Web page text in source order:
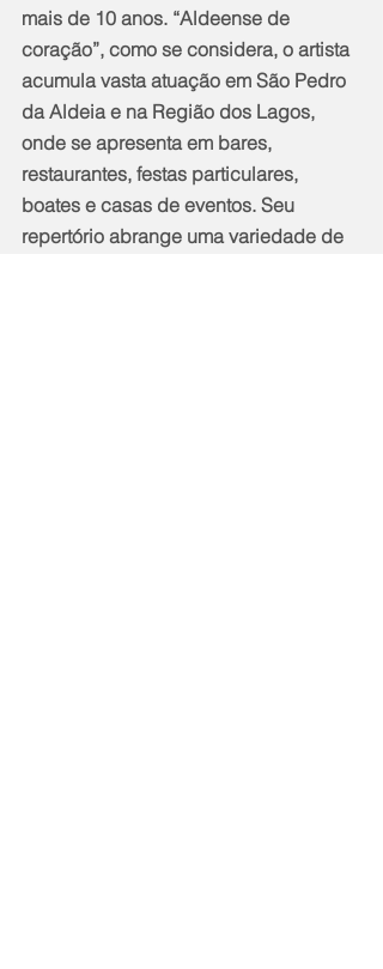
mais de 10 anos. “Aldeense de
coração”, como se considera, o artista
acumula vasta atuação em São Pedro
da Aldeia e na Região dos Lagos,
onde se apresenta em bares,
restaurantes, festas particulares,
boates e casas de eventos. Seu
repertório abrange uma variedade de